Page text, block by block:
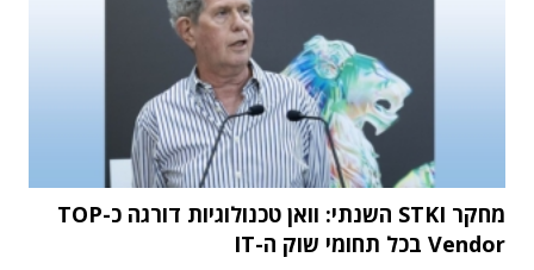
מחקר STKI השנתי: וואן טכנולוגיות דורגה כ-TOP
Vendor בכל תחומי שוק ה-IT